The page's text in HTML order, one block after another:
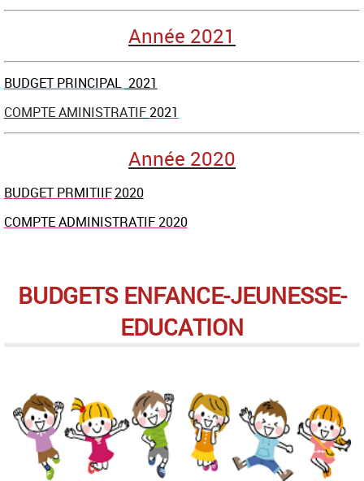
Année 2021
BUDGET PRINCIPAL 2021
COMPTE AMINISTRATIF2021
Année 2020
BUDGET PRMITIIF2020
COMPTE ADMINISTRATIF 2020
BUDGETS ENFANCE-JEUNESSE-
EDUCATION